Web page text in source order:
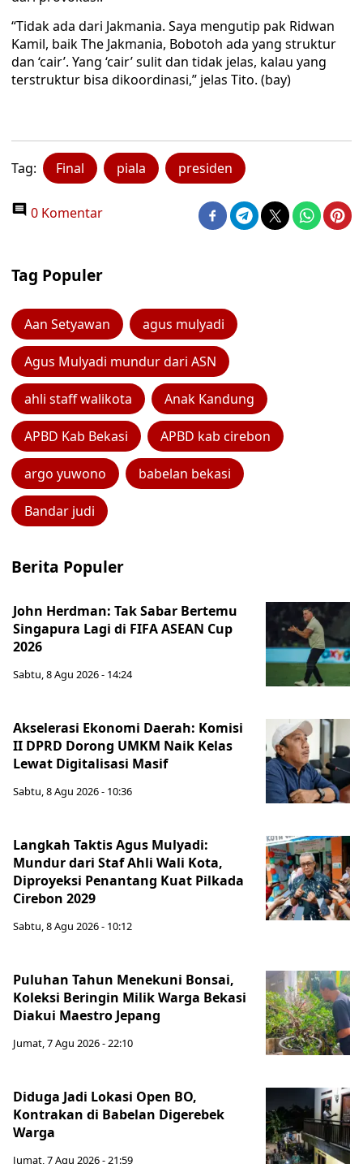
“Tidak ada dari Jakmania. Saya mengutip pak Ridwan
Kamil, baik The Jakmania, Bobotoh ada yang struktur
dan ‘cair’. Yang ‘cair’ sulit dan tidak jelas, kalau yang
terstruktur bisa dikoordinasi,” jelas Tito. (bay)
Tag: Final piala presiden
0 Komentar
Tag Populer
Aan Setyawan agus mulyadi
Agus Mulyadi mundur dari ASN
ahli staff walikota Anak Kandung
APBD Kab Bekasi APBD kab cirebon
argo yuwono babelan bekasi
Bandar judi
Berita Populer
John Herdman: Tak Sabar Bertemu
Singapura Lagi di FIFA ASEAN Cup
2026
Sabtu, 8 Agu 2026 - 14:24
Akselerasi Ekonomi Daerah: Komisi
II DPRD Dorong UMKM Naik Kelas
Lewat Digitalisasi Masif
Sabtu, 8 Agu 2026 - 10:36
Langkah Taktis Agus Mulyadi:
Mundur dari Staf Ahli Wali Kota,
Diproyeksi Penantang Kuat Pilkada
Cirebon 2029
Sabtu, 8 Agu 2026 - 10:12
Puluhan Tahun Menekuni Bonsai,
Koleksi Beringin Milik Warga Bekasi
Diakui Maestro Jepang
Jumat, 7 Agu 2026 - 22:10
Diduga Jadi Lokasi Open BO,
Kontrakan di Babelan Digerebek
Warga
Jumat, 7 Agu 2026 - 21:59